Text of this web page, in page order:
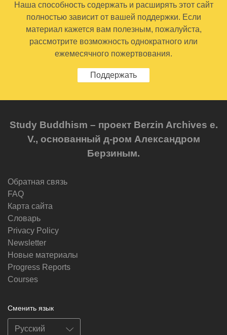
Наша способность содержать и расширять этот сайт
полностью зависит от вашей поддержки. Если
материал кажется вам полезным, пожалуйста,
рассмотрите возможность однократного или
ежемесячного пожертвования.
Поддержать
Study Buddhism – проект Berzin Archives e.
V., основанный д-ром Александром
Берзиным.
Обратная связь
FAQ
Карта сайта
Словарь
Privacy Policy
Newsletter
Новые материалы
Progress Reports
Courses
Сменить язык